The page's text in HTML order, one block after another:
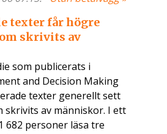
texter får högre
skrivits av
som publicerats i
and Decision Making
texter generellt sett
skrivits av människor. I ett
682 personer läsa tre